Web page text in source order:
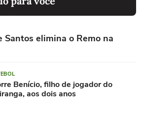
Santos elimina o Remo na
Benício, filho de jogador do
aos dois anos